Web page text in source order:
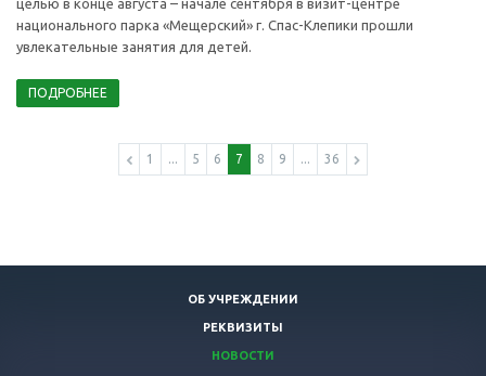
целью в конце августа – начале сентября в визит-центре
национального парка «Мещерский» г. Спас-Клепики прошли
увлекательные занятия для детей.
ПОДРОБНЕЕ
1 ... 5 6 7 8 9 ... 36
ОБ УЧРЕЖДЕНИИ
РЕКВИЗИТЫ
НОВОСТИ